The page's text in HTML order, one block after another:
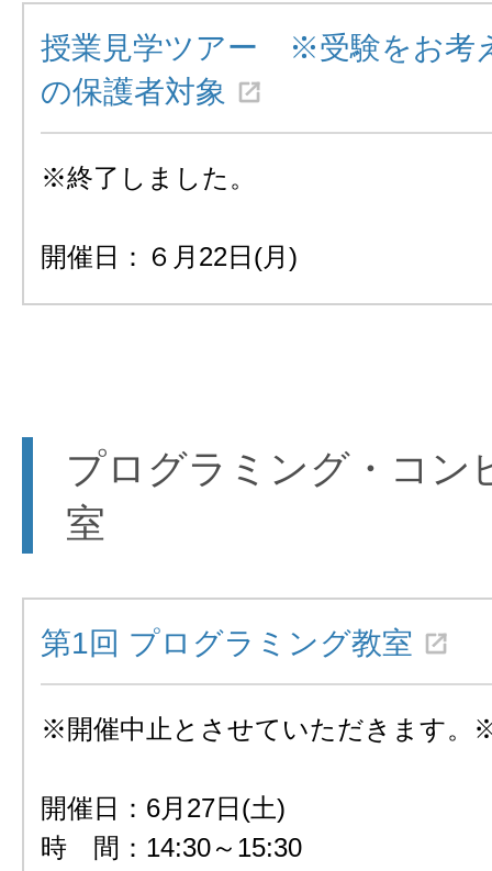
授業見学ツアー ※受験をお考
の保護者対象
※終了しました。
開催日：６月22日(月)
プログラミング・コン
室
第1回 プログラミング教室
※開催中止とさせていただきます。
開催日：6月27日(土)
時 間：14:30～15:30